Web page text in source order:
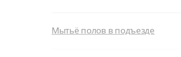
Мытьё полов в подъезде